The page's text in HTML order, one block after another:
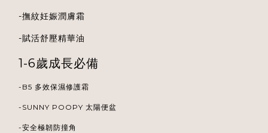
-撫紋妊娠潤膚霜
-賦活舒壓精華油
1-6歲成長必備
-B5 多效保濕修護霜
- SUNNY POOPY 太陽便盆
-安全極韌防撞角